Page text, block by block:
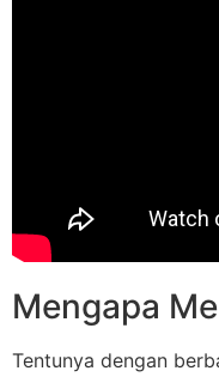
Mengapa
Tentunya dengan